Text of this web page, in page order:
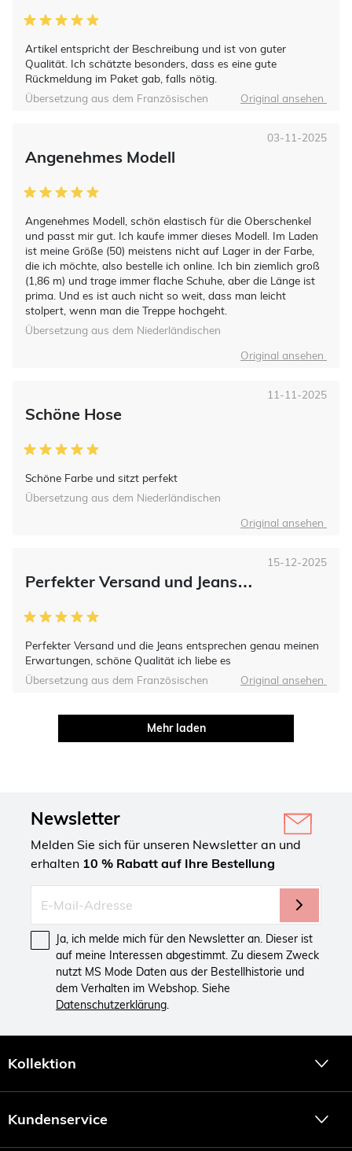
Artikel entspricht der Beschreibung und ist von guter
Qualität. Ich schätzte besonders, dass es eine gute
Rückmeldung im Paket gab, falls nötig.
Übersetzung aus dem Französischen
Original ansehen
Angenehmes Modell
Angenehmes Modell, schön elastisch für die Oberschenkel
und passt mir gut. Ich kaufe immer dieses Modell. Im Laden
ist meine Größe (50) meistens nicht auf Lager in der Farbe,
die ich möchte, also bestelle ich online. Ich bin ziemlich groß
(1,86 m) und trage immer flache Schuhe, aber die Länge ist
prima. Und es ist auch nicht so weit, dass man leicht
stolpert, wenn man die Treppe hochgeht.
03-11-2025
Übersetzung aus dem Niederländischen
Original ansehen
Schöne Hose
Schöne Farbe und sitzt perfekt
11-11-2025
Übersetzung aus dem Niederländischen
Original ansehen
Perfekter Versand und Jeans…
Perfekter Versand und die Jeans entsprechen genau meinen
Erwartungen, schöne Qualität ich liebe es
15-12-2025
Übersetzung aus dem Französischen Original ansehen
Mehr laden
Newsletter
Melden Sie sich für unseren Newsletter an und
erhalten 10 % Rabatt auf Ihre Bestellung
Ja, ich melde mich für den Newsletter an. Dieser ist
auf meine Interessen abgestimmt. Zu diesem Zweck
nutzt MS Mode Daten aus der Bestellhistorie und
dem Verhalten im Webshop. Siehe
Datenschutzerklärung.
Kollektion
Kundenservice